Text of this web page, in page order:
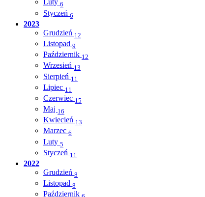
Luty 6
Styczeń 6
2023
Grudzień 12
Listopad 9
Październik 12
Wrzesień 13
Sierpień 11
Lipiec 11
Czerwiec 15
Maj 16
Kwiecień 13
Marzec 6
Luty 5
Styczeń 11
2022
Grudzień 8
Listopad 8
Październik